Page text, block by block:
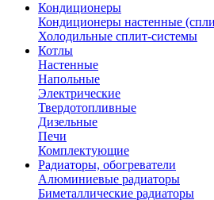
Кондиционеры
Кондиционеры настенные
Холодильные сплит-системы
Котлы
Настенные
Напольные
Электрические
Твердотопливные
Дизельные
Печи
Комплектующие
Радиаторы, обогреватели
Алюминиевые радиаторы
Биметаллические радиаторы